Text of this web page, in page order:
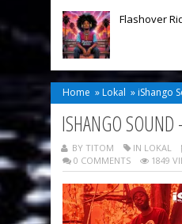
Flashover
Home » Lokal » iShango
ISHANGO SOUND
BY TITOM IN LOKAL
0 COMMENTS
1849